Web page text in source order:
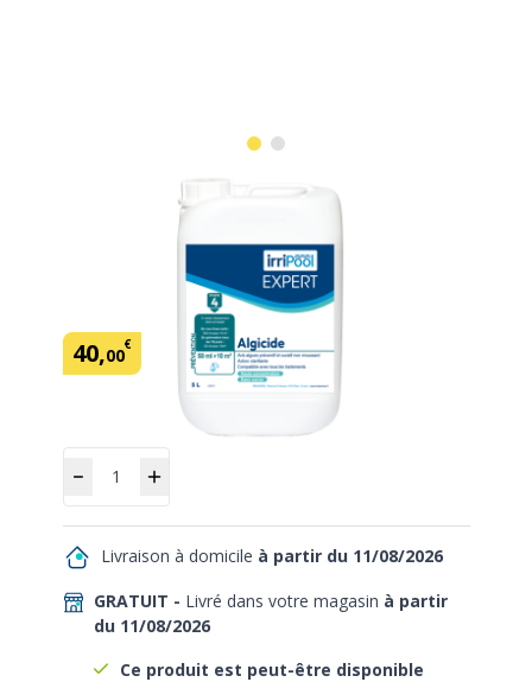
Algicide 5 L Expert Irripool
Marque: Irripool Expert
40,00€
GRATUIT - Livré dans votre magasin à partir
du 11/08/2026
Livraison à domicile à partir du 11/08/2026
Ce produit est peut-être disponible